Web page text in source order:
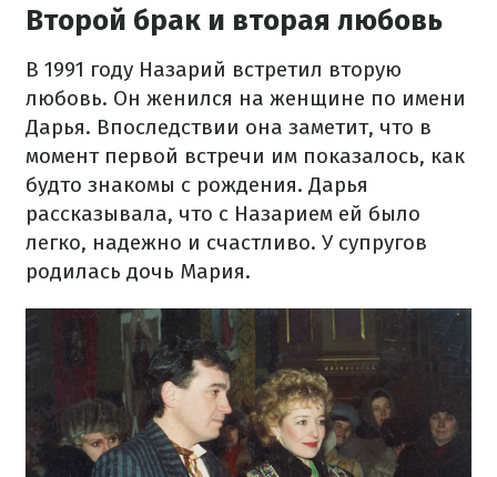
Второй брак и вторая любовь
В 1991 году Назарий встретил вторую
любовь. Он женился на женщине по имени
Дарья. Впоследствии она заметит, что в
момент первой встречи им показалось, как
будто знакомы с рождения. Дарья
рассказывала, что с Назарием ей было
легко, надежно и счастливо. У супругов
родилась дочь Мария.